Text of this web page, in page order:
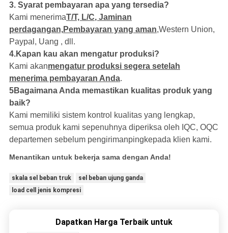
3. Syarat pembayaran apa yang tersedia?
Kami menerimaT/T, L/C, Jaminan
perdagangan,Pembayaran yang aman,Western Union,
Paypal, Uang , dll.
4.Kapan kau akan mengatur produksi?
Kami akanmengatur produksi segera setelah
menerima pembayaran Anda.
5Bagaimana Anda memastikan kualitas produk yang
baik?
Kami memiliki sistem kontrol kualitas yang lengkap,
semua produk kami sepenuhnya diperiksa oleh IQC, OQC
departemen sebelum pengirimanpingkepada klien kami.
Menantikan untuk bekerja sama dengan Anda!
skala sel beban truk
sel beban ujung ganda
load cell jenis kompresi
Dapatkan Harga Terbaik untuk